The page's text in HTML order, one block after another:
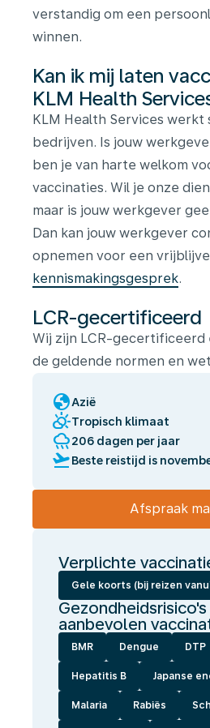
verstandig om een
winnen.
Kan ik mij laten
KLM Health
KLM Health Services werkt
bedrijven. Is jouw
ben je van harte welkom
vaccinaties. Wil je onze
maar is jouw werkgever
Dan kan jouw werkgever
opnemen voor een
kennismakingsgesprek.
LCR-gecertificeerd
Wij zijn LCR-gecertificeerd
de geldende normen en
globeAzië
partly_cloudy_dayTropisch klimaat
rainy206 dagen per jaar
flight_takeoffBeste reistijd is
Afspraak
Verplichte
Gele koorts (bij reizen
Gezondheidsrisico's
aanbevolen
BMR Dengue DTP
Hepatitis B Japanse
Malaria Rabiës